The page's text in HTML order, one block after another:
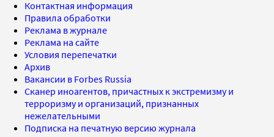
Контактная информация
Правила обработки
Реклама в журнале
Реклама на сайте
Условия перепечатки
Архив
Вакансии в Forbes Russia
Сканер иноагентов, причастных к экстремизму и
терроризму и организаций, признанных
нежелательными
Подписка на печатную версию журнала